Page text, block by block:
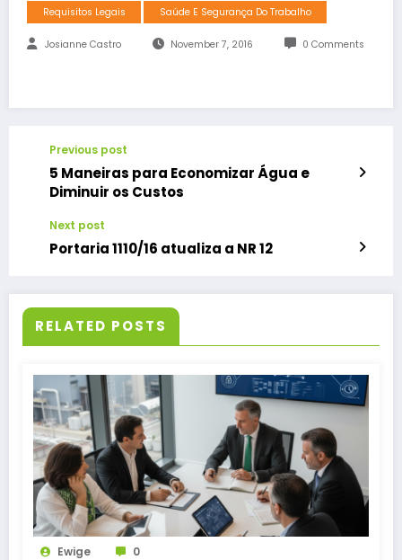
Requisitos Legais Saúde E Segurança Do Trabalho
Josianne Castro November 7, 2016 0 Comments
Previous post
5 Maneiras para Economizar Água e
Diminuir os Custos
Next post
Portaria 1110/16 atualiza a NR 12
RELATED POSTS
Ewige 0